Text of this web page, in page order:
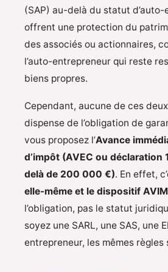
(SAP) au-delà du statut d’auto-
offrent une protection du
des associés ou actionnaires,
l’auto-entrepreneur qui reste
biens propres.
Cependant, aucune de ces
dispense de l’obligation de
vous proposez l’Avance
d’impôt (AVEC ou déclaration
delà de 200 000 €). En effet,
elle-même et le dispositif AVIM
l’obligation, pas le statut
soyez une SARL, une SAS, une
entrepreneur, les mêmes règles